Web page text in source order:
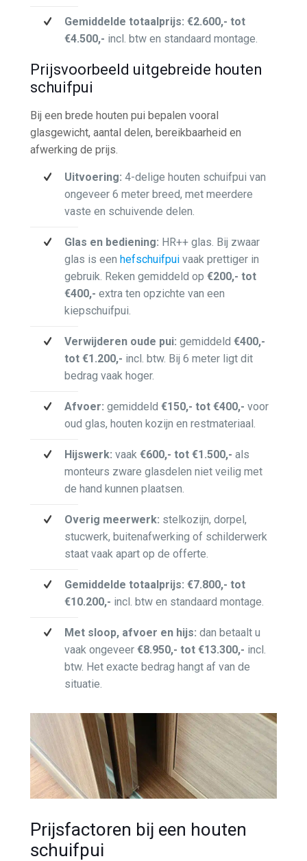
Gemiddelde totaalprijs: €2.600,- tot
€4.500,- incl. btw en standaard montage.
Prijsvoorbeeld uitgebreide houten
schuifpui
Bij een brede houten pui bepalen vooral
glasgewicht, aantal delen, bereikbaarheid en
afwerking de prijs.
Uitvoering: 4-delige houten schuifpui van
ongeveer 6 meter breed, met meerdere
vaste en schuivende delen.
Glas en bediening: HR++ glas. Bij zwaar
glas is eenhefschuifpui vaak prettiger in
gebruik. Reken gemiddeld op€200,- tot
€400,- extra ten opzichte van een
kiepschuifpui.
Verwijderen oude pui: gemiddeld€400,-
tot €1.200,- incl. btw. Bij 6 meter ligt dit
bedrag vaak hoger.
Afvoer: gemiddeld€150,- tot €400,- voor
oud glas, houten kozijn en restmateriaal.
Hijswerk: vaak€600,- tot €1.500,- als
monteurs zware glasdelen niet veilig met
de hand kunnen plaatsen.
Overig meerwerk: stelkozijn, dorpel,
stucwerk, buitenafwerking of schilderwerk
staat vaak apart op de offerte.
Gemiddelde totaalprijs: €7.800,- tot
€10.200,- incl. btw en standaard montage.
Met sloop, afvoer en hijs: dan betaalt u
vaak ongeveer€8.950,- tot €13.300,- incl.
btw. Het exacte bedrag hangt af van de
situatie.
Prijsfactoren bij een houten
schuifpui